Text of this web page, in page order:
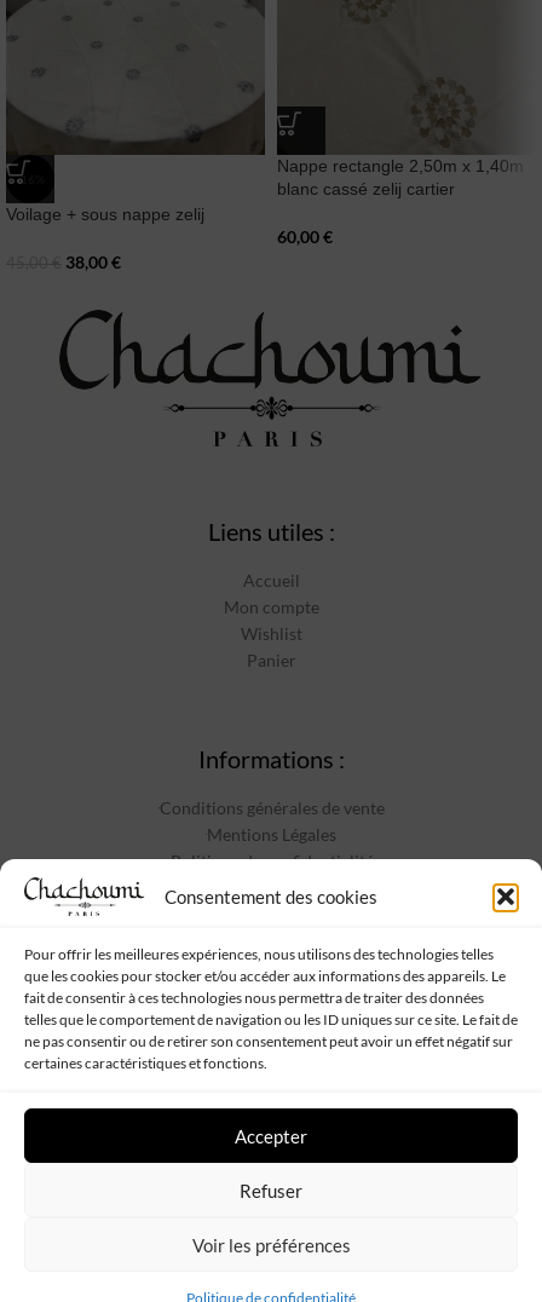
Consentement des cookies
Pour offrir les meilleures expériences, nous utilisons des technologies telles
que les cookies pour stocker et/ou accéder aux informations des appareils. Le
fait de consentir à ces technologies nous permettra de traiter des données
telles que le comportement de navigation ou les ID uniques sur ce site. Le fait de
ne pas consentir ou de retirer son consentement peut avoir un effet négatif sur
certaines caractéristiques et fonctions.
Accepter
Refuser
Voir les préférences
Politique de confidentialité
-16%
Voilage + sous nappe zelij
38,00€
Nappe rectangle 2,50m x 1,40m
blanc cassé zelij cartier
60,00€
Liens utiles :
Accueil
Mon compte
Wishlist
Panier
Informations :
Conditions générales de vente
Mentions Légales
Politique de confidentialité
Contact
Suivez-nous :
Chachoumi Tous droits réservés - Propulsé parWeb My Sister-Plan
de site